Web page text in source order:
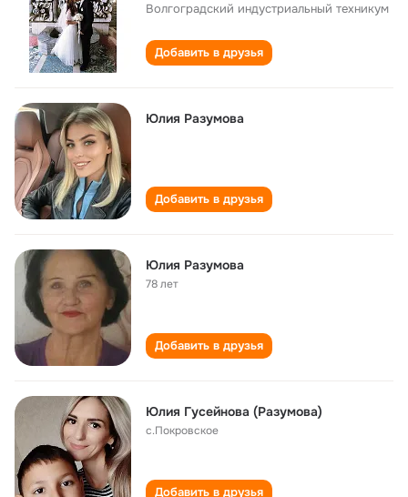
Волгоградский индустриальный техникум
Добавить в друзья
Юлия Разумова
Добавить в друзья
Юлия Разумова
78 лет
Добавить в друзья
Юлия Гусейнова (Разумова)
с.Покровское
Добавить в друзья